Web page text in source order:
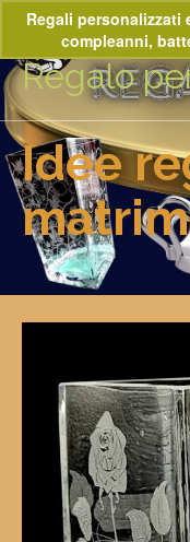
Regalo
Idee
Regali personalizzati
compleanni,